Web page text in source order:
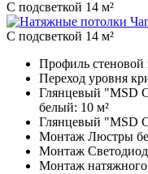
С подсветкой 14 м²
С подсветкой 14 м²
Профиль стеновой
Переход уровня
Глянцевый "MSD
белый: 10 м²
Глянцевый "MSD
Монтаж Люстры
Монтаж
Монтаж натяжного